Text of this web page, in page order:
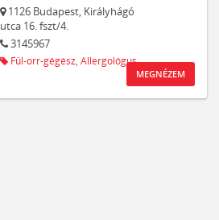
1126 Budapest, Királyhágó
utca 16. fszt/4.
3145967
Fül-orr-gégész, Allergológus
MEGNÉZEM